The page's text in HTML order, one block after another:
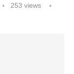
253 views